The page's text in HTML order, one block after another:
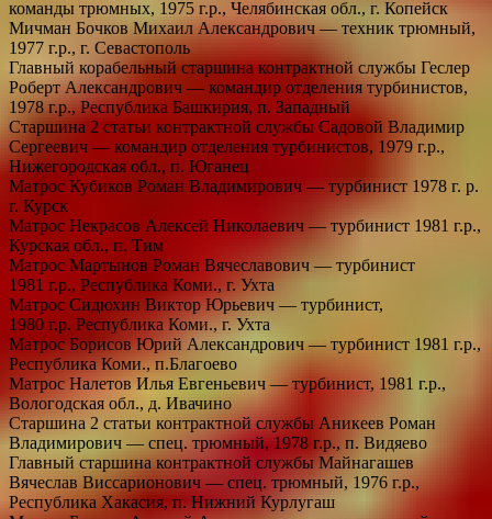
команды трюмных, 1975 г.р., Челябинская обл., г. Копейск
Мичман Бочков Михаил Александрович — техник трюмный,
1977 г.р., г. Севастополь
Главный корабельный старшина контрактной службы Геслер
Роберт Александрович — командир отделения турбинистов,
1978 г.р., Республика Башкирия, п. Западный
Старшина 2 статьи контрактной службы Садовой Владимир
Сергеевич — командир отделения турбинистов, 1979 г.р.,
Нижегородская обл., п. Юганец
Матрос Кубиков Роман Владимирович — турбинист 1978 г. р.
г. Курск
Матрос Некрасов Алексей Николаевич — турбинист 1981 г.р.,
Курская обл., п. Тим
Матрос Мартынов Роман Вячеславович — турбинист
1981 г.р., Республика Коми., г. Ухта
Матрос Сидюхин Виктор Юрьевич — турбинист,
1980 г.р. Республика Коми., г. Ухта
Матрос Борисов Юрий Александрович — турбинист 1981 г.р.,
Республика Коми., п.Благоево
Матрос Налетов Илья Евгеньевич — турбинист, 1981 г.р.,
Вологодская обл., д. Ивачино
Старшина 2 статьи контрактной службы Аникеев Роман
Владимирович — спец. трюмный, 1978 г.р., п. Видяево
Главный старшина контрактной службы Майнагашев
Вячеслав Виссарионович — спец. трюмный, 1976 г.р.,
Республика Хакасия, п. Нижний Курлугаш